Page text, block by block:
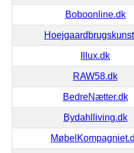
Boboonline.dk
Illux.dk
RAW58.dk
BedreNætter.dk
Bydahlliving.dk